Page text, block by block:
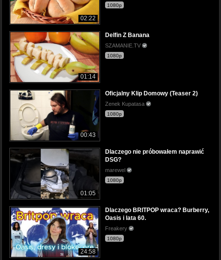
02:22
1080p
01:14
Delfin Z Banana
SZAMANIE.TV
1080p
00:43
Oficjalny Klip Domowy (Teaser 2)
Zenek Kupatasa
1080p
01:05
Dlaczego nie próbowałem naprawić
DSG?
marewel
1080p
24:58
Dlaczego BRITPOP wraca? Burberry,
Oasis i lata 60.
Freakery
1080p